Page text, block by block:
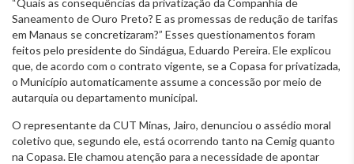
“Quais as consequências da privatização da Companhia de
Saneamento de Ouro Preto? E as promessas de redução de tarifas
em Manaus se concretizaram?” Esses questionamentos foram
feitos pelo presidente do Sindágua, Eduardo Pereira. Ele explicou
que, de acordo com o contrato vigente, se a Copasa for privatizada,
o Município automaticamente assume a concessão por meio de
autarquia ou departamento municipal.
O representante da CUT Minas, Jairo, denunciou o assédio moral
coletivo que, segundo ele, está ocorrendo tanto na Cemig quanto
na Copasa. Ele chamou atenção para a necessidade de apontar